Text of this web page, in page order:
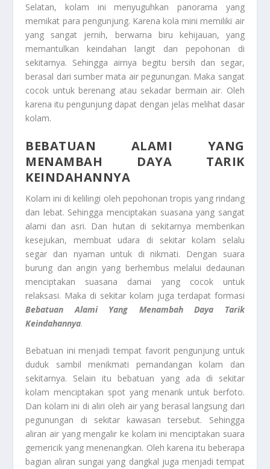
Selatan, kolam ini menyuguhkan panorama yang
memikat para pengunjung. Karena kola mini memiliki air
yang sangat jernih, berwarna biru kehijauan, yang
memantulkan keindahan langit dan pepohonan di
sekitarnya. Sehingga airnya begitu bersih dan segar,
berasal dari sumber mata air pegunungan. Maka sangat
cocok untuk berenang atau sekadar bermain air. Oleh
karena itu pengunjung dapat dengan jelas melihat dasar
kolam.
BEBATUAN ALAMI YANG
MENAMBAH DAYA TARIK
KEINDAHANNYA
Kolam ini di kelilingi oleh pepohonan tropis yang rindang
dan lebat. Sehingga menciptakan suasana yang sangat
alami dan asri. Dan hutan di sekitarnya memberikan
kesejukan, membuat udara di sekitar kolam selalu
segar dan nyaman untuk di nikmati. Dengan suara
burung dan angin yang berhembus melalui dedaunan
menciptakan suasana damai yang cocok untuk
relaksasi. Maka di sekitar kolam juga terdapat formasi
Bebatuan Alami Yang Menambah Daya Tarik
Keindahannya.
Bebatuan ini menjadi tempat favorit pengunjung untuk
duduk sambil menikmati pemandangan kolam dan
sekitarnya. Selain itu bebatuan yang ada di sekitar
kolam menciptakan spot yang menarik untuk berfoto.
Dan kolam ini di aliri oleh air yang berasal langsung dari
pegunungan di sekitar kawasan tersebut. Sehingga
aliran air yang mengalir ke kolam ini menciptakan suara
gemericik yang menenangkan. Oleh karena itu beberapa
bagian aliran sungai yang dangkal juga menjadi tempat